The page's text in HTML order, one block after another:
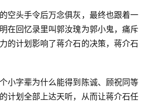
空头手令后万念俱灰，最终也跟着一
在回忆录里叫郭汝瑰为郭小鬼，痛斥
的计划影响了蒋介石的决策，蒋介石
小字辈为什么能得到陈诚、顾祝同等
计划全部上达天听，从而让蒋介石任